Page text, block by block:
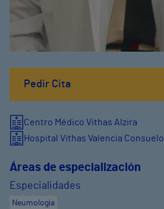
Pedir Cita
Centro Médico Vithas Alzira
Hospital Vithas Valencia Consuelo
Áreas de especialización
Especialidades
Neumología